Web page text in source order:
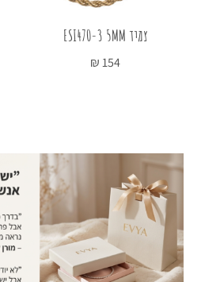
צמיד ESI470-3 5MM
154
₪